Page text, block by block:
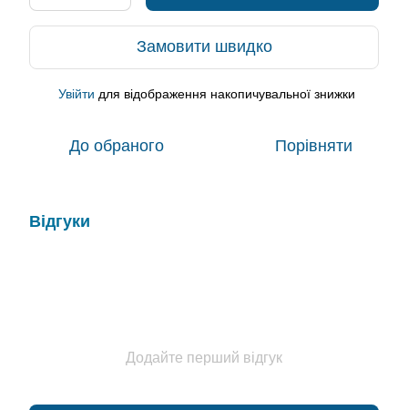
Замовити швидко
Увійти для відображення накопичувальної знижки
До обраного Порівняти
Відгуки
Додайте перший відгук